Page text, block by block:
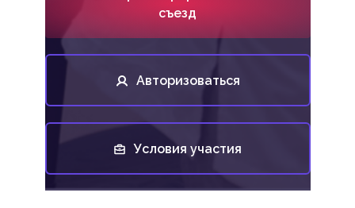
съезд
Авторизоваться
Условия участия